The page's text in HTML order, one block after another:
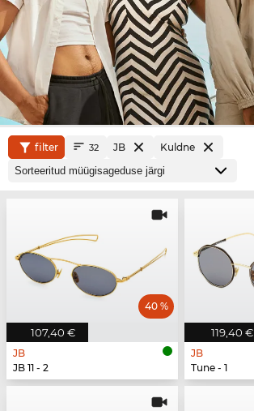
filter 32 JB Kuldne
107,40 €
40 %
JB
JB 11 - 2
119,40 €
JB
Tune - 1